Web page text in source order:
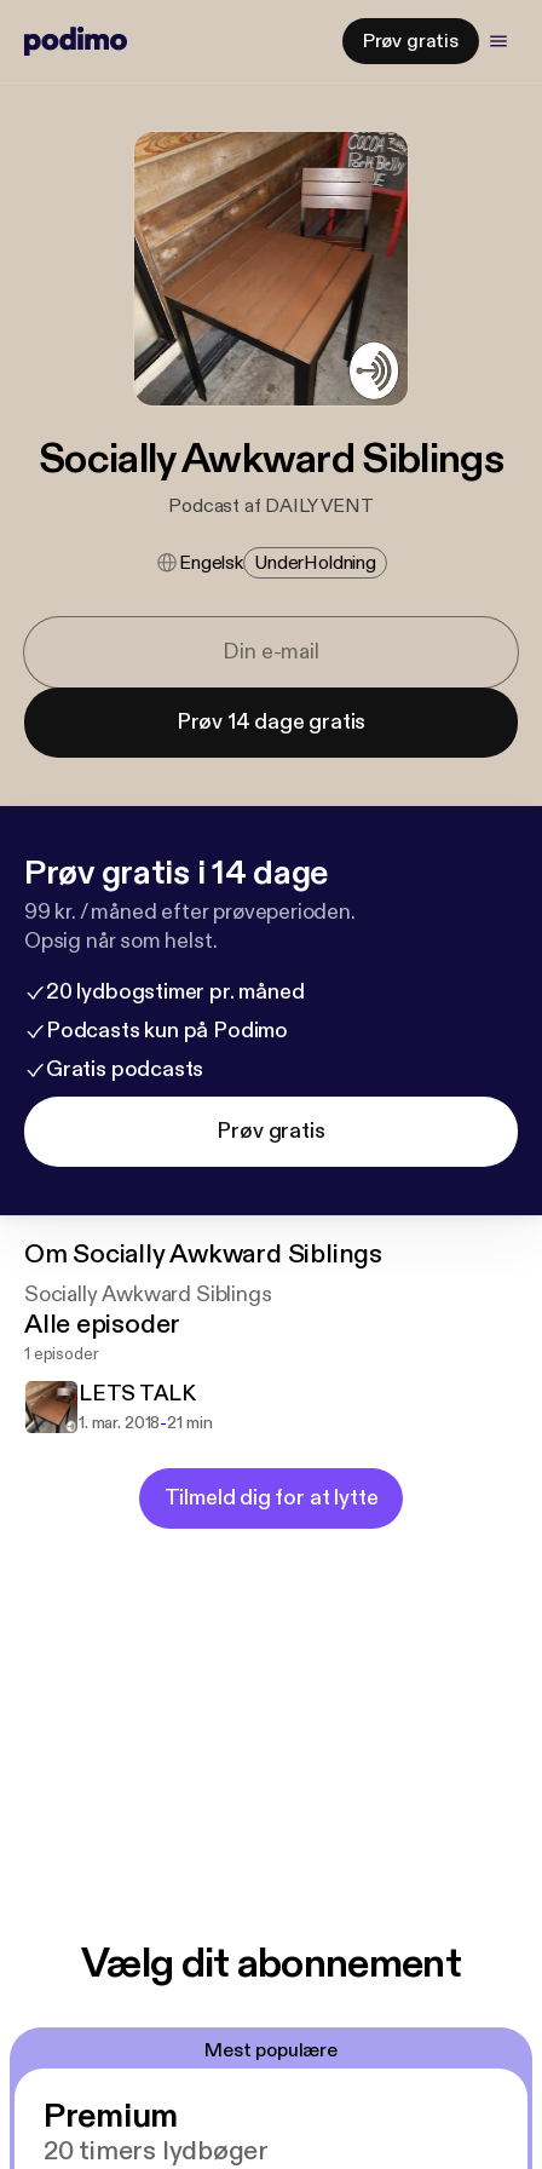
Prøv gratis
Socially Awkward Siblings
Podcast af DAILY VENT
Engelsk Under​holdning
Prøv 14 dage gratis
Prøv gratis i 14 dage
99 kr. / måned efter prøveperioden.
Opsig når som helst.
20 lydbogstimer pr. måned
Podcasts kun på Podimo
Gratis podcasts
Prøv gratis
Om Socially Awkward Siblings
Socially Awkward Siblings
Alle episoder
1 episoder
LETS TALK
1. mar. 2018-21 min
Tilmeld dig for at lytte
Vælg dit abonnement
Mest populære
Premium
20 timers lydbøger